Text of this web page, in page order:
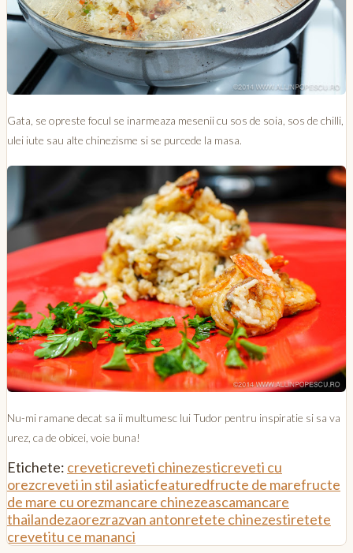
Gata, se opreste focul se inarmeaza mesenii cu sos de soia, sos de chilli,
ulei iute sau alte chinezisme si se purcede la masa.
Nu-mi ramane decat sa ii multumesc lui Tudor pentru inspiratie si sa va
urez, ca de obicei, voie buna!
Etichete: creveticreveti chinezesticreveti cu
orezcreveti in stil asiaticfeaturedfructe de marefructe
de mare cu orezmancare chinezeascamancare
thailandezaorezrazvan antonretete chinezestiretete
crevetitu ce mananci